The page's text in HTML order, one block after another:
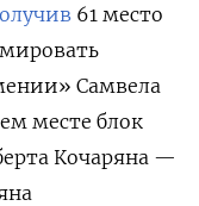
61 место
Самвела
месте блок
Кочаряна —